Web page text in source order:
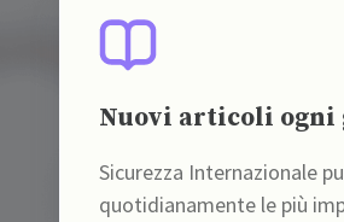
Nuovi articoli ogni
Sicurezza Internazionale
quotidianamente le più